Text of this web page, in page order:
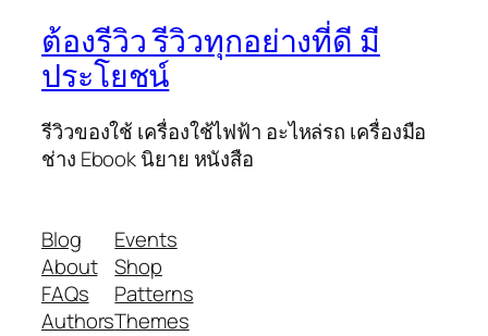
ต้องรีวิว รีวิวทุกอย่างที่ดี มี
ประโยชน์
รีวิวของใช้ เครื่องใช้ไฟฟ้า อะไหล่รถ เครื่องมือ
ช่าง Ebook นิยาย หนังสือ
Blog
About
FAQs
Authors
Events
Shop
Patterns
Themes